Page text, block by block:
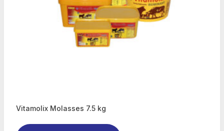
Vitamolix Molasses 7.5 kg